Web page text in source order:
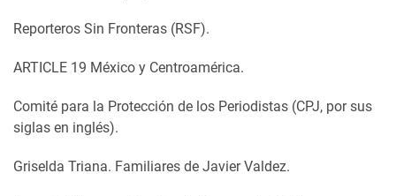
Reporteros Sin Fronteras (RSF).
ARTICLE 19 México y Centroamérica.
Comité para la Protección de los Periodistas (CPJ, por sus
siglas en inglés).
Griselda Triana. Familiares de Javier Valdez.